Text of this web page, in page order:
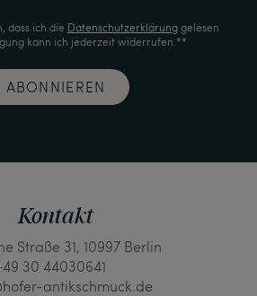
dass ich die Daten­schutz­erklärunggelesen
kann ich jederzeit widerrufen.**
ABONNIEREN
Kontakt
Straße 31, 10997 Berlin
30 44030641
antikschmuck.de